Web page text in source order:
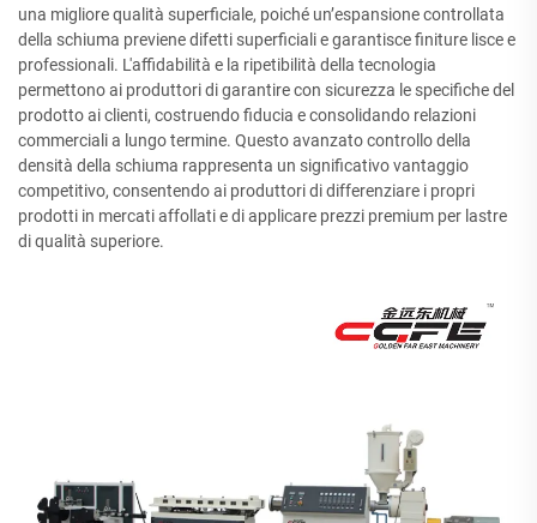
una migliore qualità superficiale, poiché un’espansione controllata
della schiuma previene difetti superficiali e garantisce finiture lisce e
professionali. L'affidabilità e la ripetibilità della tecnologia
permettono ai produttori di garantire con sicurezza le specifiche del
prodotto ai clienti, costruendo fiducia e consolidando relazioni
commerciali a lungo termine. Questo avanzato controllo della
densità della schiuma rappresenta un significativo vantaggio
competitivo, consentendo ai produttori di differenziare i propri
prodotti in mercati affollati e di applicare prezzi premium per lastre
di qualità superiore.